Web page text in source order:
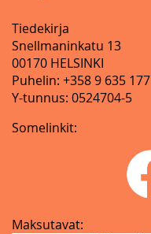
Tiedekirja
Snellmaninkatu 13
00170 HELSINKI
Puhelin: +358 9 635 177
Y-tunnus: 0524704-5
Somelinkit:
Maksutavat: